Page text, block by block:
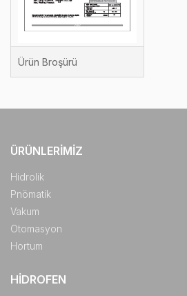
Ürün Broşürü
ÜRÜNLERIMIZ
Hidrolik
Pnömatik
Vakum
Otomasyon
Hortum
HIDROFEN